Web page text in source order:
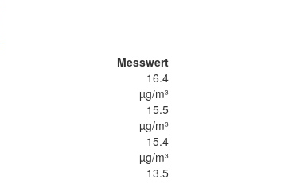
Messwert
16.4
µg/m³
15.5
µg/m³
15.4
µg/m³
13.5